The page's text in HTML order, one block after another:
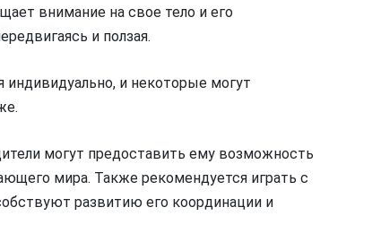
внимание на свое тело и его
и ползая.
и некоторые могут
могут предоставить ему возможность
мира. Также рекомендуется играть с
развитию его координации и